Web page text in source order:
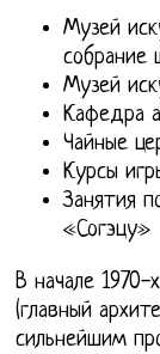
Музей
собрание
Музей
Кафедра
Чайные
Курсы
Занятия
«Согэцу»
В начале 1970-
(главный
сильнейшим